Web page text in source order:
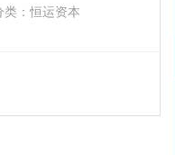
类：恒运资本
43.13 0.93%